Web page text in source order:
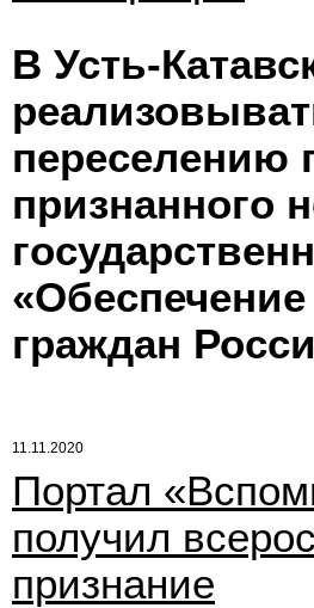
В Усть-
переселению
признанного
граждан
11.11.2020
Портал
получил
признание